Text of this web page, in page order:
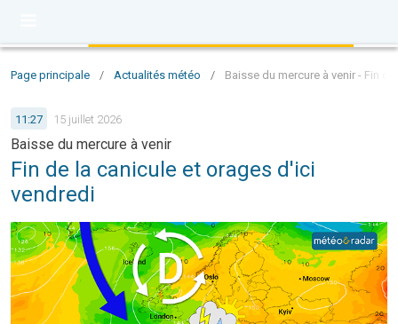
Page principale / Actualités météo / Baisse du mercure à venir - Fin
11:27 15 juillet 2026
Baisse du mercure à venir
Fin de la canicule et orages d'ici
vendredi